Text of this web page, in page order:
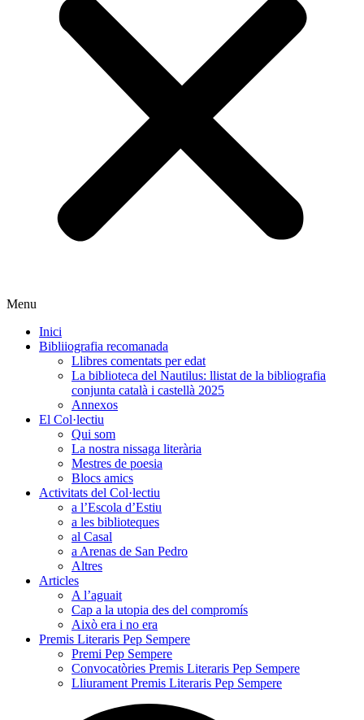
Menu
Inici
Bibliiografia recomanada
Llibres comentats per edat
La biblioteca del Nautilus: llistat de la bibliografia
conjunta català i castellà 2025
Annexos
El Col·lectiu
Qui som
La nostra nissaga literària
Mestres de poesia
Blocs amics
Activitats del Col·lectiu
a l’Escola d’Estiu
a les biblioteques
al Casal
a Arenas de San Pedro
Altres
Articles
A l’aguait
Cap a la utopia des del compromís
Això era i no era
Premis Literaris Pep Sempere
Premi Pep Sempere
Convocatòries Premis Literaris Pep Sempere
Lliurament Premis Literaris Pep Sempere